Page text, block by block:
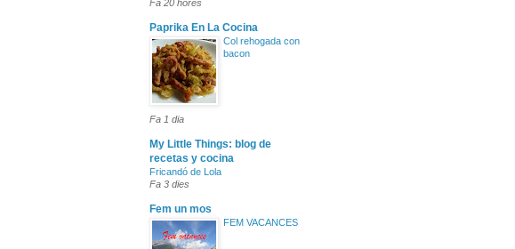
Fa 20 hores
Paprika En La Cocina
Col rehogada con
bacon
Fa 1 dia
My Little Things: blog de
recetas y cocina
Fricandó de Lola
Fa 3 dies
Fem un mos
FEM VACANCES